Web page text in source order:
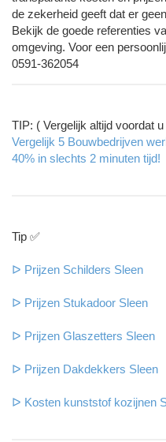
de zekerheid geeft dat er
Bekijk de goede referenties
omgeving. Voor een
0591-362054
TIP: ( Vergelijk altijd voordat
Vergelijk 5 Bouwbedrijven
40% in slechts 2 minuten tijd!
Tip ✅
ᐅ Prijzen Schilders Sleen
ᐅ Prijzen Stukadoor Sleen
ᐅ Prijzen Glaszetters Sleen
ᐅ Prijzen Dakdekkers Sleen
ᐅ Kosten kunststof kozijnen